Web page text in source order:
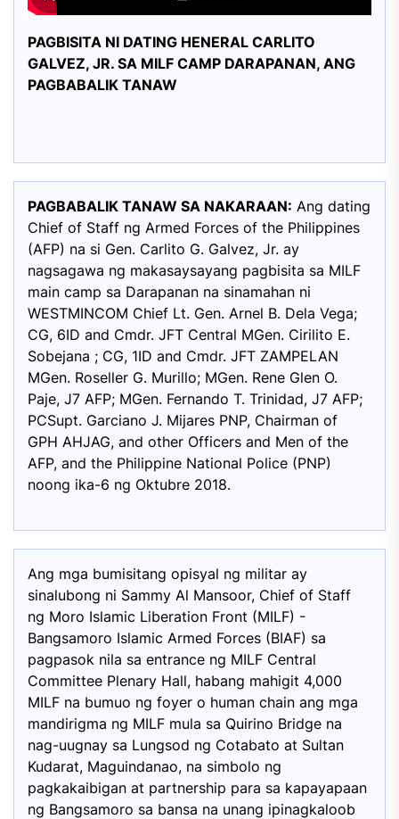
PAGBISITA NI DATING HENERAL CARLITO
GALVEZ, JR. SA MILF CAMP DARAPANAN, ANG
PAGBABALIK TANAW
PAGBABALIK TANAW SA NAKARAAN: Ang dating
Chief of Staff ng Armed Forces of the Philippines
(AFP) na si Gen. Carlito G. Galvez, Jr. ay
nagsagawa ng makasaysayang pagbisita sa MILF
main camp sa Darapanan na sinamahan ni
WESTMINCOM Chief Lt. Gen. Arnel B. Dela Vega;
CG, 6ID and Cmdr. JFT Central MGen. Cirilito E.
Sobejana ; CG, 1ID and Cmdr. JFT ZAMPELAN
MGen. Roseller G. Murillo; MGen. Rene Glen O.
Paje, J7 AFP; MGen. Fernando T. Trinidad, J7 AFP;
PCSupt. Garciano J. Mijares PNP, Chairman of
GPH AHJAG, and other Officers and Men of the
AFP, and the Philippine National Police (PNP)
noong ika-6 ng Oktubre 2018.
Ang mga bumisitang opisyal ng militar ay
sinalubong ni Sammy Al Mansoor, Chief of Staff
ng Moro Islamic Liberation Front (MILF) -
Bangsamoro Islamic Armed Forces (BIAF) sa
pagpasok nila sa entrance ng MILF Central
Committee Plenary Hall, habang mahigit 4,000
MILF na bumuo ng foyer o human chain ang mga
mandirigma ng MILF mula sa Quirino Bridge na
nag-uugnay sa Lungsod ng Cotabato at Sultan
Kudarat, Maguindanao, na simbolo ng
pagkakaibigan at partnership para sa kapayapaan
ng Bangsamoro sa bansa na unang ipinagkaloob